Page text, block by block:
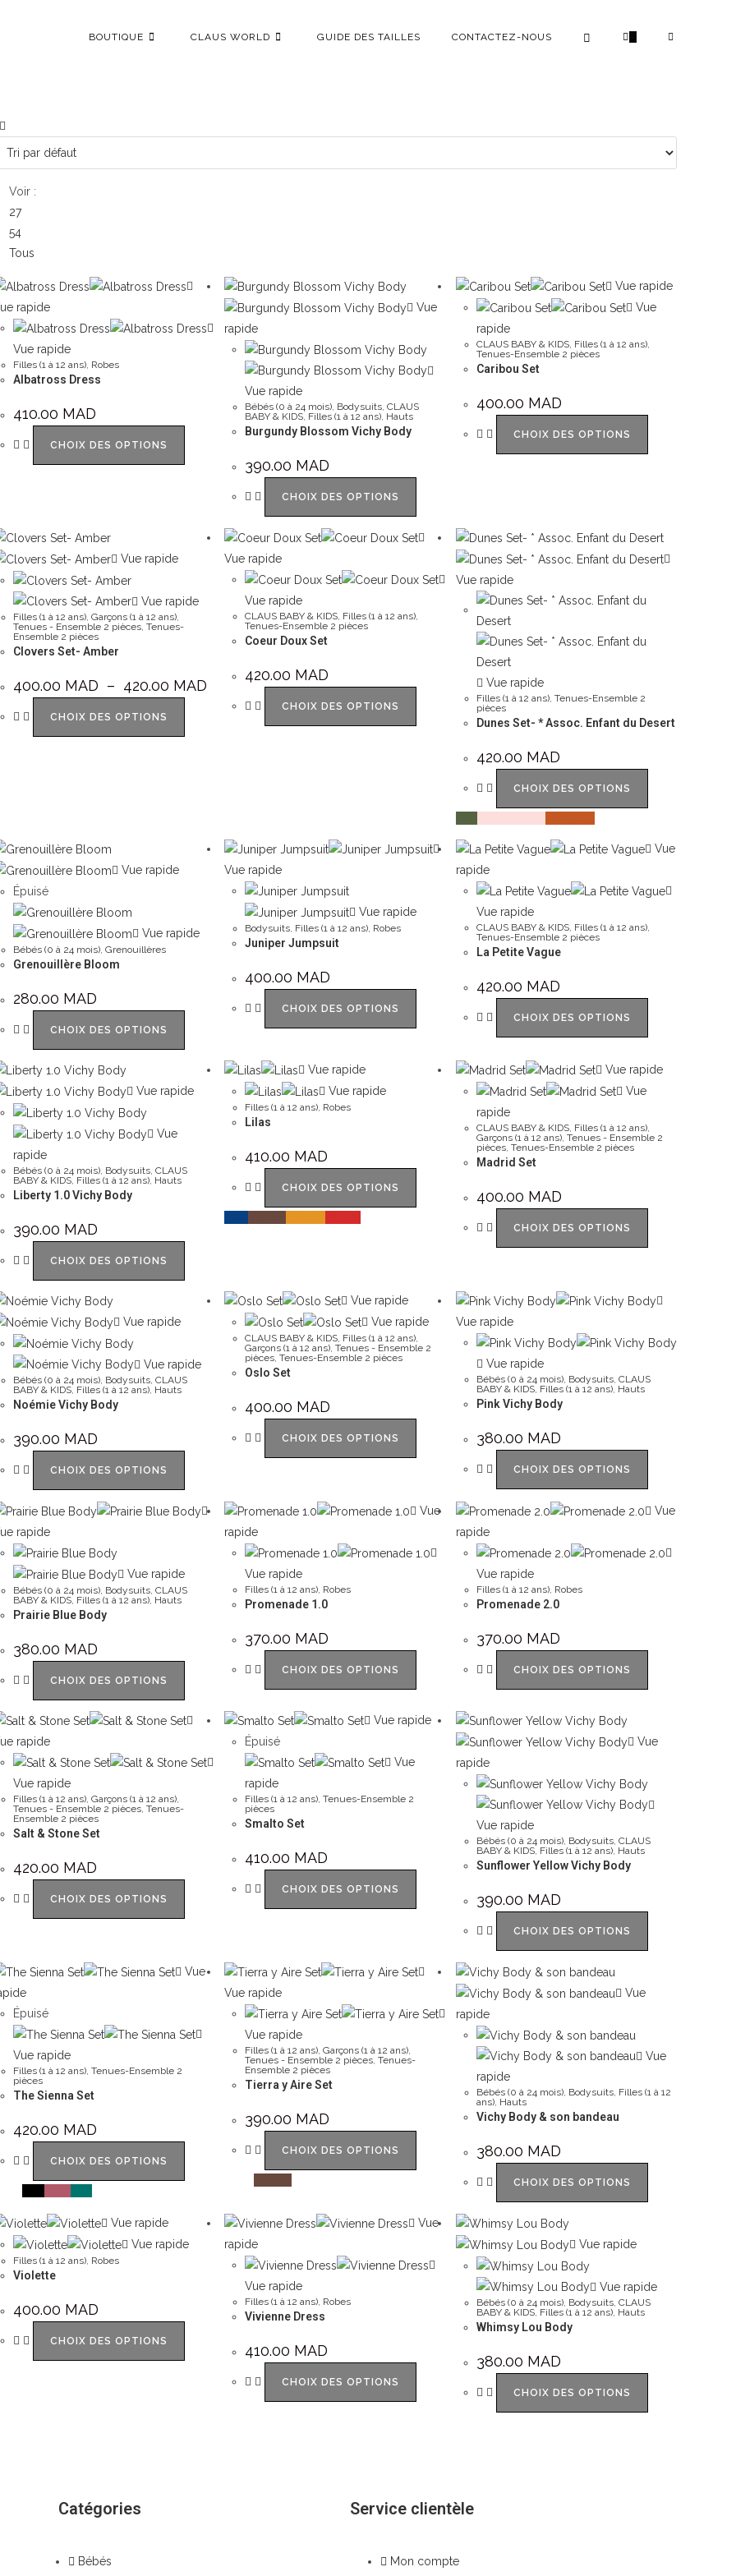
BOUTIQUE CLAUS WORLD GUIDE DES TAILLES CONTACTEZ-NOUS
Voir :
27
54
Tous
rapide
Vue rapide
Filles (1 à 12 ans) Robes
Albatross Dress
410.00 MAD
CHOIX DES OPTIONS
Vue
rapide
Vue rapide
Bébés (0 à 24 mois), Bodysuits, CLAUS
BABY & KIDS, Filles (1 à 12 ans), Hauts
Burgundy Blossom Vichy Body
390.00 MAD
CHOIX DES OPTIONS
Vue rapide
Vue
rapide
CLAUS BABY & KIDS, Filles (1 à 12 ans),
Tenues-Ensemble 2 pièces
Caribou Set
400.00 MAD
CHOIX DES OPTIONS
Vue rapide
Vue rapide
Filles (1 à 12 ans), Garçons (1 à 12 ans),
Tenues - Ensemble 2 pièces, Tenues-
Ensemble 2 pièces
Clovers Set- Amber
400.00 MAD – 420.00 MAD
CHOIX DES OPTIONS
Vue rapide
Vue rapide
CLAUS BABY & KIDS, Filles (1 à 12 ans),
Tenues-Ensemble 2 pièces
Coeur Doux Set
420.00 MAD
CHOIX DES OPTIONS
Vue rapide
Vue rapide
Filles (1 à 12 ans), Tenues-Ensemble 2
pièces
Dunes Set- * Assoc. Enfant du Desert
420.00 MAD
CHOIX DES OPTIONS
Vue rapide
Épuisé
Vue rapide
Bébés (0 à 24 mois) Grenouillères
Grenouillère Bloom
280.00 MAD
CHOIX DES OPTIONS
Vue rapide
Vue rapide
Bodysuits, Filles (1 à 12 ans), Robes
Juniper Jumpsuit
400.00 MAD
CHOIX DES OPTIONS
Vue
rapide
Vue rapide
CLAUS BABY & KIDS, Filles (1 à 12 ans),
Tenues-Ensemble 2 pièces
La Petite Vague
420.00 MAD
CHOIX DES OPTIONS
Vue rapide
Vue
rapide
Bébés (0 à 24 mois) Bodysuits CLAUS
BABY & KIDS Filles (1 à 12 ans) Hauts
Liberty 1.0 Vichy Body
390.00 MAD
CHOIX DES OPTIONS
Vue rapide
Vue rapide
Filles (1 à 12 ans), Robes
Lilas
410.00 MAD
CHOIX DES OPTIONS
Vue rapide
Vue
rapide
CLAUS BABY & KIDS, Filles (1 à 12 ans),
Garçons (1 à 12 ans), Tenues - Ensemble 2
pièces, Tenues-Ensemble 2 pièces
Madrid Set
400.00 MAD
CHOIX DES OPTIONS
Vue rapide
Vue rapide
Bébés (0 à 24 mois), Bodysuits, CLAUS
BABY & KIDS, Filles (1 à 12 ans), Hauts
Noémie Vichy Body
390.00 MAD
CHOIX DES OPTIONS
Vue rapide
Vue rapide
CLAUS BABY & KIDS, Filles (1 à 12 ans),
Garçons (1 à 12 ans), Tenues - Ensemble 2
pièces, Tenues-Ensemble 2 pièces
Oslo Set
400.00 MAD
CHOIX DES OPTIONS
Vue rapide
Vue rapide
Bébés (0 à 24 mois), Bodysuits, CLAUS
BABY & KIDS, Filles (1 à 12 ans), Hauts
Pink Vichy Body
380.00 MAD
CHOIX DES OPTIONS
rapide
Vue rapide
Bébés (0 à 24 mois) Bodysuits CLAUS
BABY & KIDS Filles (1 à 12 ans) Hauts
Prairie Blue Body
380.00 MAD
CHOIX DES OPTIONS
Vue
rapide
Vue rapide
Filles (1 à 12 ans), Robes
Promenade 1.0
370.00 MAD
CHOIX DES OPTIONS
Vue
rapide
Vue rapide
Filles (1 à 12 ans), Robes
Promenade 2.0
370.00 MAD
CHOIX DES OPTIONS
rapide
Vue rapide
Filles (1 à 12 ans) Garçons (1 à 12 ans)
Tenues - Ensemble 2 pièces Tenues-
Ensemble 2 pièces
Salt & Stone Set
420.00 MAD
CHOIX DES OPTIONS
Vue rapide
Épuisé
Vue
rapide
Filles (1 à 12 ans), Tenues-Ensemble 2
pièces
Smalto Set
410.00 MAD
CHOIX DES OPTIONS
Vue
rapide
Vue rapide
Bébés (0 à 24 mois), Bodysuits, CLAUS
BABY & KIDS, Filles (1 à 12 ans), Hauts
Sunflower Yellow Vichy Body
390.00 MAD
CHOIX DES OPTIONS
Vue
Épuisé
Vue rapide
Filles (1 à 12 ans) Tenues-Ensemble 2
pièces
The Sienna Set
420.00 MAD
CHOIX DES OPTIONS
Vue rapide
Vue rapide
Filles (1 à 12 ans), Garçons (1 à 12 ans),
Tenues - Ensemble 2 pièces, Tenues-
Ensemble 2 pièces
Tierra y Aire Set
390.00 MAD
CHOIX DES OPTIONS
Vue
rapide
Vue
rapide
Bébés (0 à 24 mois), Bodysuits, Filles (1 à 12
ans), Hauts
Vichy Body & son bandeau
380.00 MAD
CHOIX DES OPTIONS
Vue rapide
Vue rapide
Filles (1 à 12 ans) Robes
Violette
400.00 MAD
CHOIX DES OPTIONS
Vue
rapide
Vue rapide
Filles (1 à 12 ans), Robes
Vivienne Dress
410.00 MAD
CHOIX DES OPTIONS
Vue rapide
Vue rapide
Bébés (0 à 24 mois), Bodysuits, CLAUS
BABY & KIDS, Filles (1 à 12 ans), Hauts
Whimsy Lou Body
380.00 MAD
CHOIX DES OPTIONS
Catégories
Bébés
Service clientèle
Mon compte